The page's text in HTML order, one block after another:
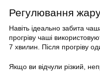
Регулювання жару
Навіть ідеально забита
прогріву чаші
7 хвилин. Після прогріву
Якщо ви відчули різкий,